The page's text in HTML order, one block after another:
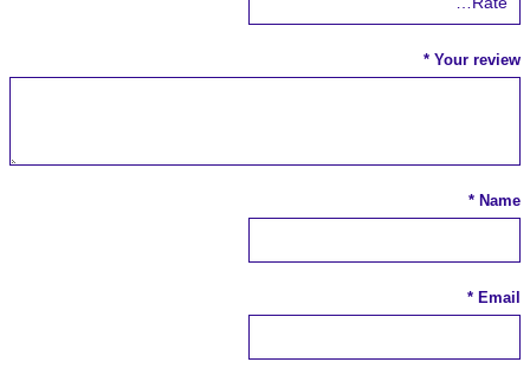
Your review
*
Name
*
Email
*